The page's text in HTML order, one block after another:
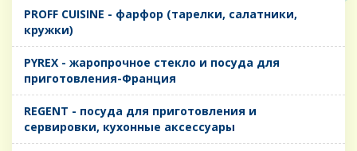
PROFF CUISINE - фарфор (тарелки, салатники,
кружки)
PYREX - жаропрочное стекло и посуда для
приготовления-Франция
REGENT - посуда для приготовления и
сервировки, кухонные аксессуары